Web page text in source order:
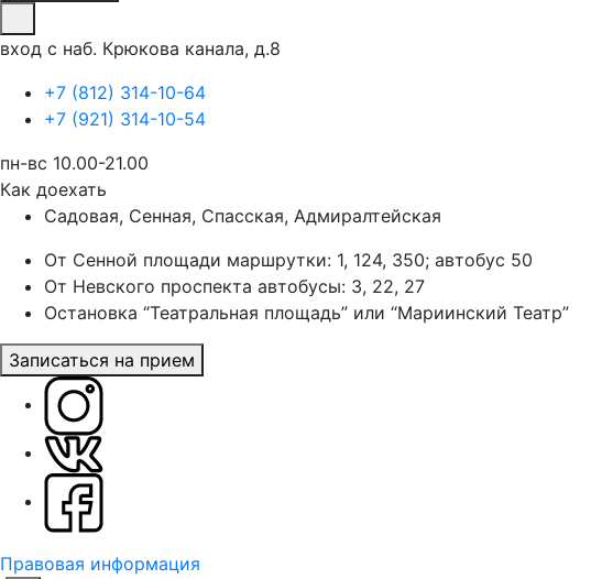
вход с наб. Крюкова канала, д.8
+7 (812) 314-10-64
+7 (921) 314-10-54
пн-вс 10.00-21.00
Как доехать
Садовая, Сенная, Спасская, Адмиралтейская
От Сенной площади маршрутки: 1, 124, 350; автобус 50
От Невского проспекта автобусы: 3, 22, 27
Остановка “Театральная площадь” или “Мариинский Театр”
Записаться на прием
Правовая информация